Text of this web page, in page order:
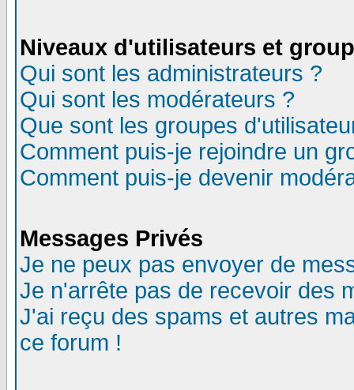
Niveaux d'utilisateurs et
Qui sont les administrateurs ?
Qui sont les modérateurs ?
Que sont les groupes
Comment puis-je rejoindre un
Comment puis-je devenir
Messages Privés
Je ne peux pas envoyer de
Je n'arrête pas de recevoir des
J'ai reçu des spams et autres
ce forum !